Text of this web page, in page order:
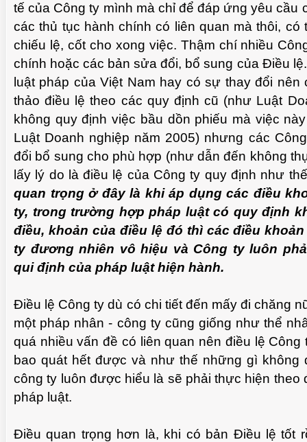
tế của Công ty mình mà chỉ để đáp ứng yêu cầu
các thủ tục hành chính có liên quan mà thôi, có
chiếu lệ, cốt cho xong việc. Thậm chí nhiều
chính hoặc các bản sửa đổi, bổ sung của Điều
luật pháp của Việt Nam hay có sự thay đổi nên
thảo điều lệ theo các quy định cũ (như Luật
không quy định việc bầu dồn phiếu mà việc
Luật Doanh nghiệp năm 2005) nhưng các
đổi bổ sung cho phù hợp (như dẫn đến không
lấy lý do là điều lệ của Công ty quy định như
quan trọng ở đây là khi áp dụng các điều
ty, trong trường hợp pháp luật có quy định
điều, khoản của điều lệ đó thì các điều
ty đương nhiên vô hiệu và Công ty luôn
qui định của pháp luật hiện hành.
Điều lệ Công ty dù có chi tiết đến mấy đi chăng
một pháp nhân - công ty cũng giống như thể
quá nhiều vấn đề có liên quan nên điều lệ Công
bao quát hết được và như thế những gì không
công ty luôn được hiểu là sẽ phải thực hiện theo
pháp luật.
Điều quan trọng hơn là, khi có bản Điều lệ tốt